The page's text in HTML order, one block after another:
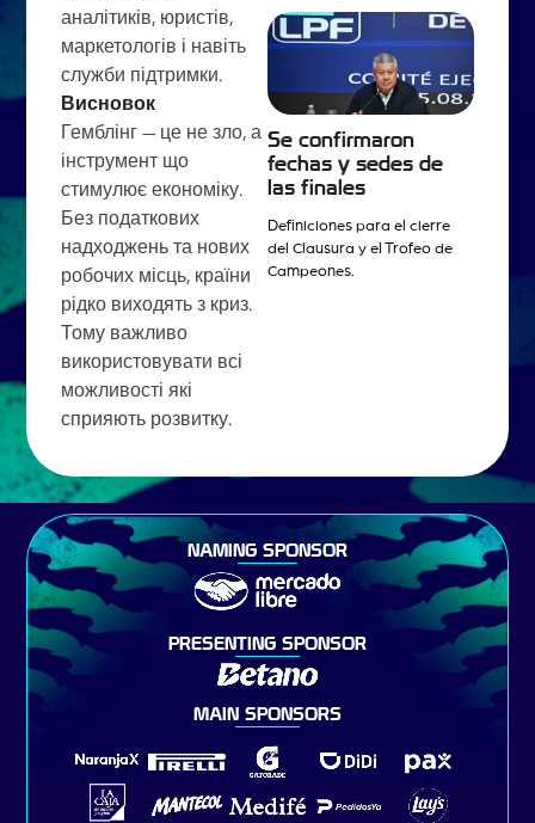
аналітиків, юристів,
маркетологів і навіть
служби підтримки.
Висновок
Гемблінг — це не зло, а
інструмент що
стимулює економіку.
Без податкових
надходжень та нових
робочих місць, країни
рідко виходять з криз.
Тому важливо
використовувати всі
можливості які
сприяють розвитку.
Se confirmaron
fechas y sedes de
las finales
Definiciones para el cierre
del Clausura y el Trofeo de
Campeones.
NAMING SPONSOR
PRESENTING SPONSOR
MAIN SPONSORS